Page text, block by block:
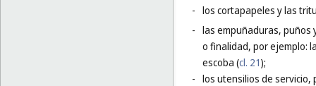
- los cortapapeles y las
- las empuñaduras, puños
o finalidad, por ejemplo:
escoba (cl. 21);
- los utensilios de servicio,